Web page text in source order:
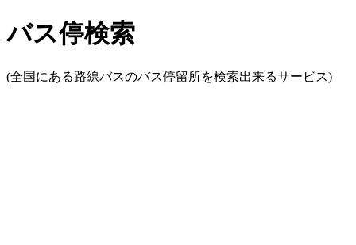
バス停検索
(全国にある路線バスのバス停留所を検索出来るサービス)